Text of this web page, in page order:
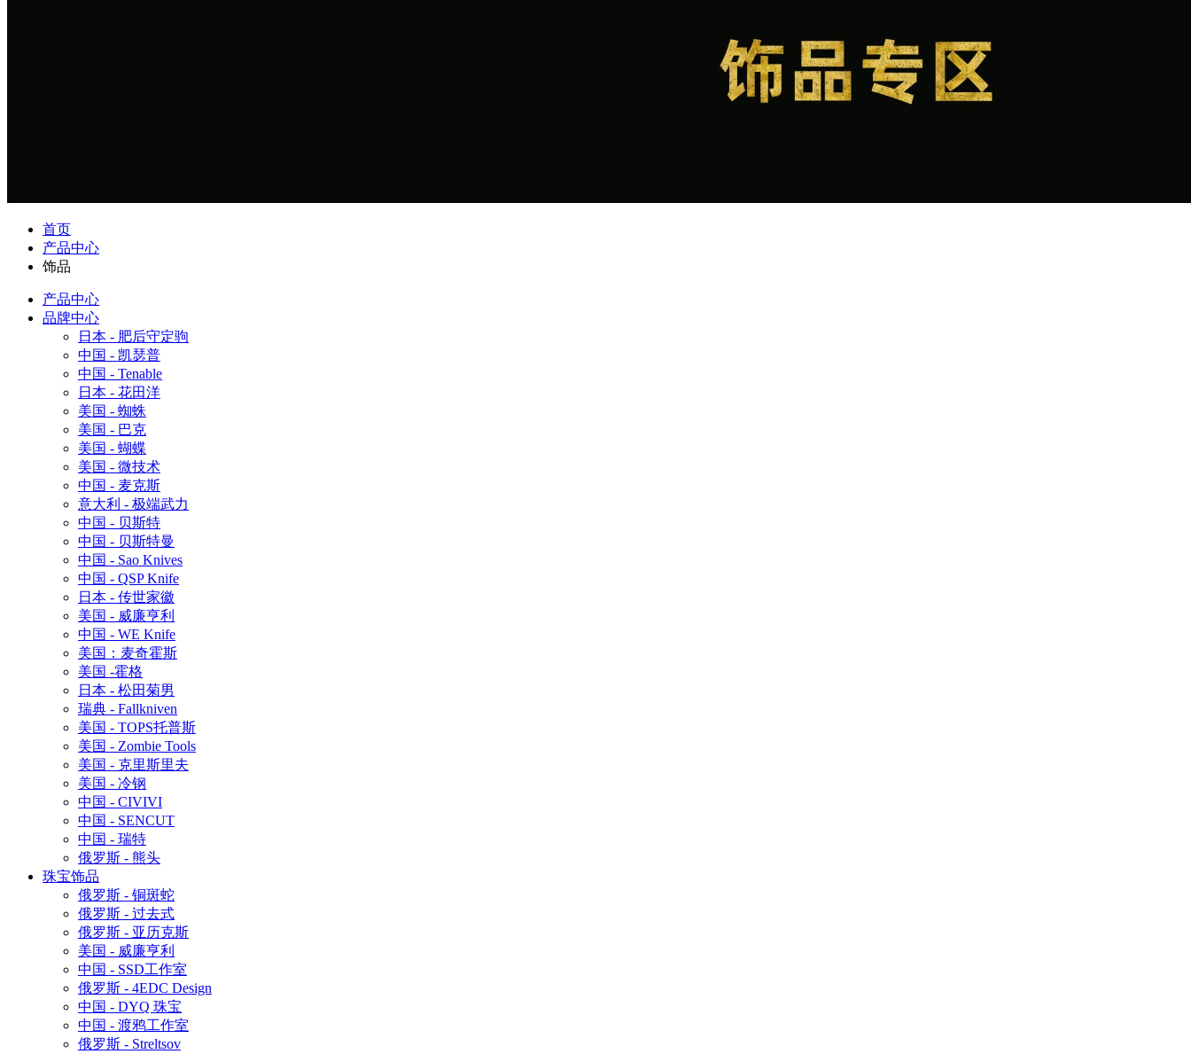
首页
产品中心
饰品
产品中心
品牌中心
日本 - 肥后守定驹
中国 - 凯瑟普
中国 - Tenable
日本 - 花田洋
美国 - 蜘蛛
美国 - 巴克
美国 - 蝴蝶
美国 - 微技术
中国 - 麦克斯
意大利 - 极端武力
中国 - 贝斯特
中国 - 贝斯特曼
中国 - Sao Knives
中国 - QSP Knife
日本 - 传世家徽
美国 - 威廉亨利
中国 - WE Knife
美国：麦奇霍斯
美国 -霍格
日本 - 松田菊男
瑞典 - Fallkniven
美国 - TOPS托普斯
美国 - Zombie Tools
美国 - 克里斯里夫
美国 - 冷钢
中国 - CIVIVI
中国 - SENCUT
中国 - 瑞特
俄罗斯 - 熊头
珠宝饰品
俄罗斯 - 铜斑蛇
俄罗斯 - 过去式
俄罗斯 - 亚历克斯
美国 - 威廉亨利
中国 - SSD工作室
俄罗斯 - 4EDC Design
中国 - DYQ 珠宝
中国 - 渡鸦工作室
俄罗斯 - Streltsov